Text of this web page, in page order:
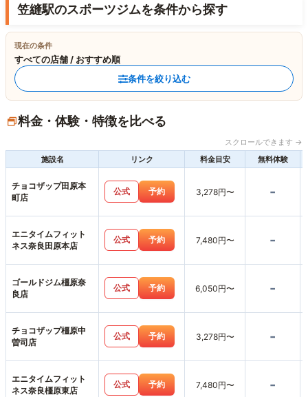
笠縫駅のスポーツジムを条件から探す
現在の条件
すべての店舗 / おすすめ順
条件を絞り込む
料金・体験・特徴を比べる
スクロールできます →
施設名
リンク 料金目安 無料体験
チョコザップ田原本
町店
公式 予約 3,278円〜 -
エニタイムフィット
ネス奈良田原本店
公式 予約 7,480円〜 -
ゴールドジム橿原奈
良店
公式 予約 6,050円〜 -
チョコザップ橿原中
曽司店
公式 予約 3,278円〜 -
エニタイムフィット
ネス奈良橿原東店
公式 予約 7,480円〜 -